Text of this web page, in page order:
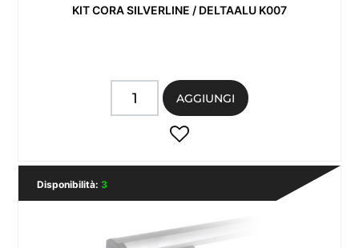
KIT CORA SILVERLINE / DELTAALU K007
Quantità
AGGIUNGI
Disponibilità: 3